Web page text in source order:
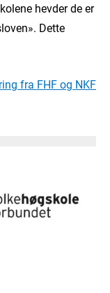
hevder de er
Dette
fra FHF og NKF